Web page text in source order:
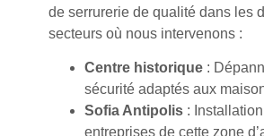
de serrurerie de qualité dans les
secteurs où nous intervenons :
Centre historique:
sécurité adaptés aux
Sofia Antipolis:
entreprises de cette zone